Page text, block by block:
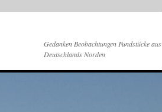
Gedanken Beobachtungen Fundstücke aus
Deutschlands Norden